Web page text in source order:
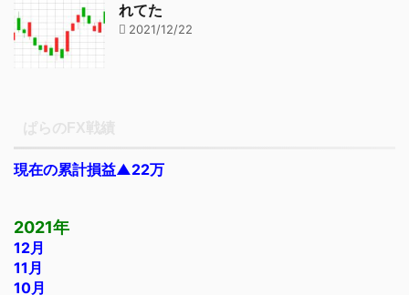
れてた
2021/12/22
現在の累計損益▲22万
2021年
12月
11月
10月